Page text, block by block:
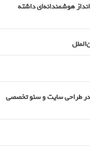
هوشمندانه‌ای داشته
طراحی سایت و سئو تخصصی